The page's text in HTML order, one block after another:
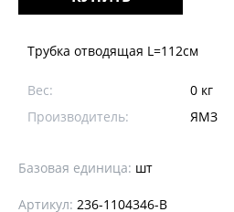
Трубка отводящая L=112см
Вес:
0 кг
Производитель:
ЯМЗ
Базовая единица: шт
Артикул: 236-1104346-B